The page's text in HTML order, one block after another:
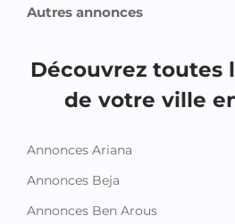
Autres annonces
Découvrez toutes
de votre ville
Annonces Ariana
Annonces Beja
Annonces Ben Arous